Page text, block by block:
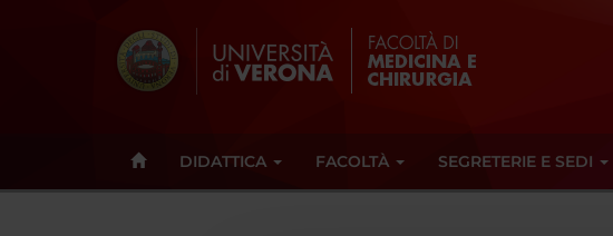
DIDATTICA FACOLTÀ SEGRETERIE E SEDI